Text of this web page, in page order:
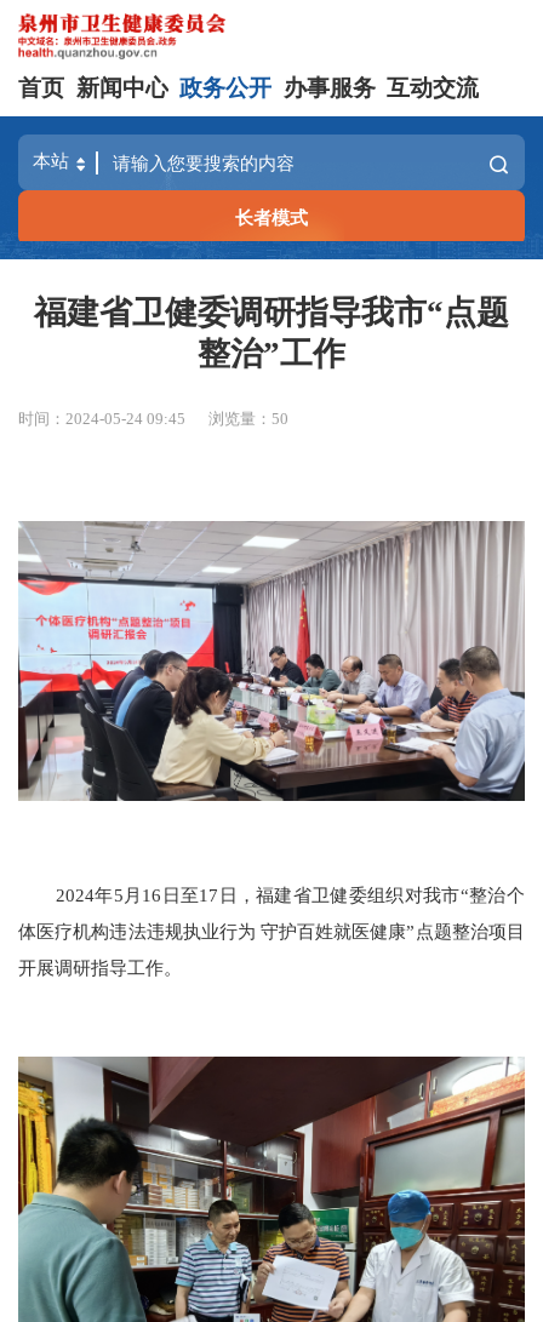
首页 新闻中心 政务公开 办事服务 互动交流
长者模式
福建省卫健委调研指导我市“点题
整治”工作
时间：2024-05-24 09:45 浏览量：50
2024年5月16日至17日，福建省卫健委组织对我市“整治个
体医疗机构违法违规执业行为 守护百姓就医健康”点题整治项目
开展调研指导工作。